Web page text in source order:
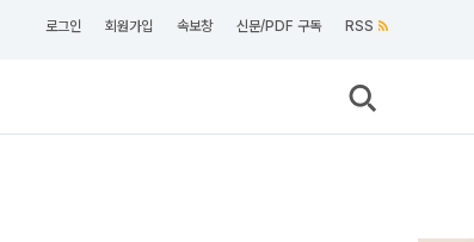
로그인 회원가입 속보창 신문/PDF 구독 RSS